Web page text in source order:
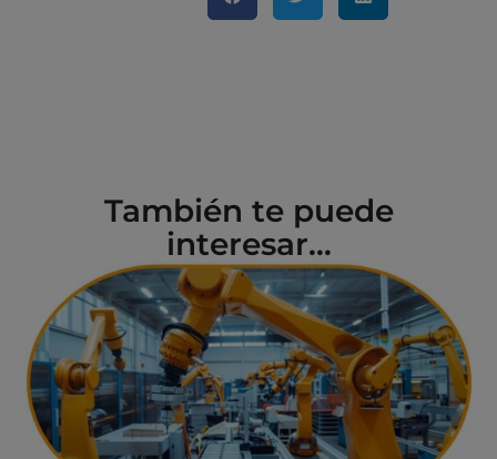
También te puede
interesar...